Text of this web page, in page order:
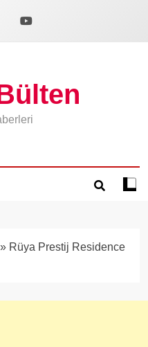
YouTube
Koyu
» Rüya Prestij Residence